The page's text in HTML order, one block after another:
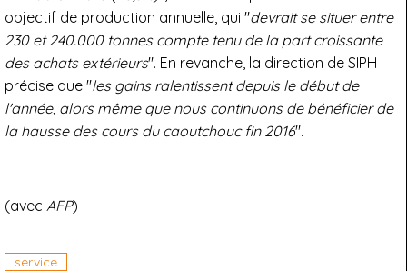
objectif de production annuelle, qui "devrait se situer entre
230 et 240.000 tonnes compte tenu de la part croissante
des achats extérieurs". En revanche, la direction de SIPH
précise que "les gains ralentissent depuis le début de
l'année, alors même que nous continuons de bénéficier de
la hausse des cours du caoutchouc fin 2016".
(avec AFP)
service